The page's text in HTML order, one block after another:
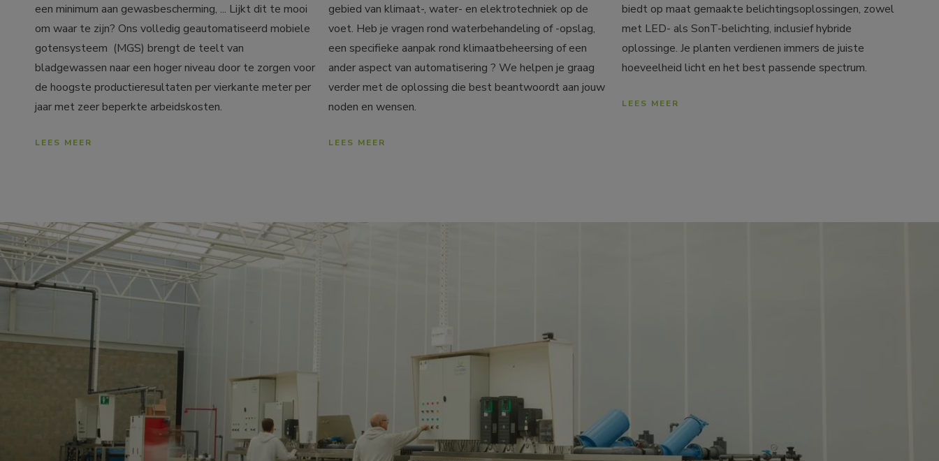
een minimum aan gewasbescherming, ... Lijkt dit te mooi
om waar te zijn? Ons volledig geautomatiseerd mobiele
gotensysteem  (MGS) brengt de teelt van
bladgewassen naar een hoger niveau door te zorgen voor
de hoogste productieresultaten per vierkante meter per
jaar met zeer beperkte arbeidskosten.
LEES MEER
gebied van klimaat-, water- en elektrotechniek op de
voet. Heb je vragen rond waterbehandeling of -opslag,
een specifieke aanpak rond klimaatbeheersing of een
ander aspect van automatisering ? We helpen je graag
verder met de oplossing die best beantwoordt aan jouw
noden en wensen.
LEES MEER
biedt op maat gemaakte belichtingsoplossingen, zowel
met LED- als SonT-belichting, inclusief hybride
oplossinge. Je planten verdienen immers de juiste
hoeveelheid licht en het best passende spectrum.
LEES MEER